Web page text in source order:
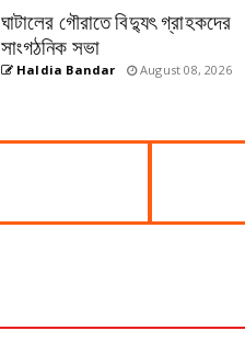
ঘাটালের গৌরাতে বিদ্যুৎ গ্রাহকদের
সাংগঠনিক সভা
Haldia Bandar August 08, 2026